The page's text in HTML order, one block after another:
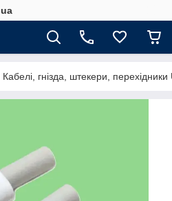
Кабелі, гнізда, штекери,